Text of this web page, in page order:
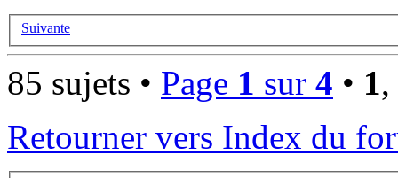
Suivante
85 sujets • Page 1 sur 4 • 1,
Retourner vers Index du